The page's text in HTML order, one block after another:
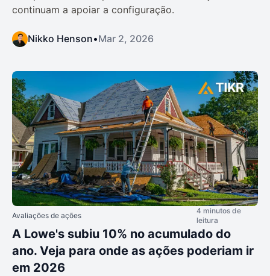
continuam a apoiar a configuração.
Nikko Henson•Mar 2, 2026
Avaliações de ações
4 minutos de
leitura
A Lowe's subiu 10% no acumulado do
ano. Veja para onde as ações poderiam ir
em 2026